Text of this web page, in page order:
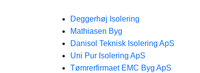
Deggerhøj Isolering
Mathiasen Byg
Danisol Teknisk Isolering ApS
Uni Pur Isolering ApS
Tømrerfirmaet EMC Byg ApS